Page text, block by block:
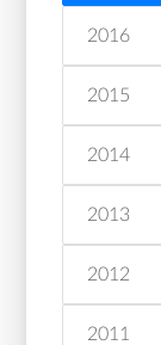
2016
2015
2014
2013
2012
2011